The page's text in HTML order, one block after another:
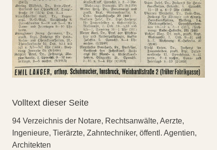
Volltext dieser Seite
94 Verzeichnis der Notare, Rechtsanwälte, Aerzte,
Ingenieure, Tierärzte, Zahntechniker, öffentl. Agentien,
Architekten